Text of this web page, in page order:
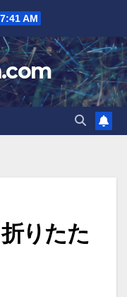
AM
りたた